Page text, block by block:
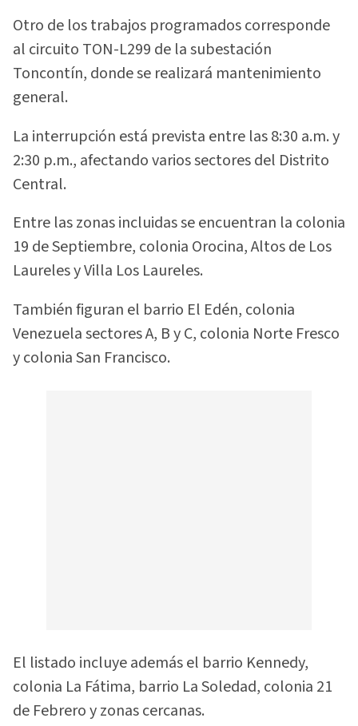
Otro de los trabajos programados corresponde
al circuito TON-L299 de la subestación
Toncontín, donde se realizará mantenimiento
general.
La interrupción está prevista entre las 8:30 a.m. y
2:30 p.m., afectando varios sectores del Distrito
Central.
Entre las zonas incluidas se encuentran la colonia
19 de Septiembre, colonia Orocina, Altos de Los
Laureles y Villa Los Laureles.
También figuran el barrio El Edén, colonia
Venezuela sectores A, B y C, colonia Norte Fresco
y colonia San Francisco.
El listado incluye además el barrio Kennedy,
colonia La Fátima, barrio La Soledad, colonia 21
de Febrero y zonas cercanas.